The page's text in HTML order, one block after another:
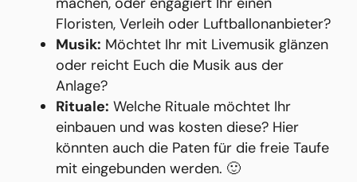
Floristen, Verleih oder Luftballonanbieter?
Musik: Möchtet Ihr mit Livemusik glänzen
oder reicht Euch die Musik aus der
Anlage?
Rituale: Welche Rituale möchtet Ihr
einbauen und was kosten diese? Hier
könnten auch die Paten für die freie Taufe
mit eingebunden werden. 🙂